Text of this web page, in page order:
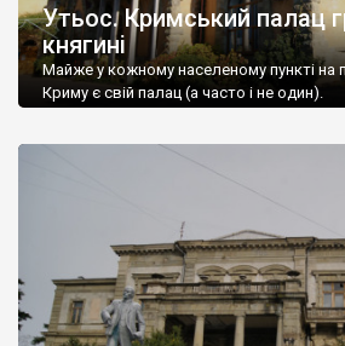
Утьос. Кримський палац
княгині
Майже у кожному населеному пункті на
Криму є свій палац (а часто і не один).